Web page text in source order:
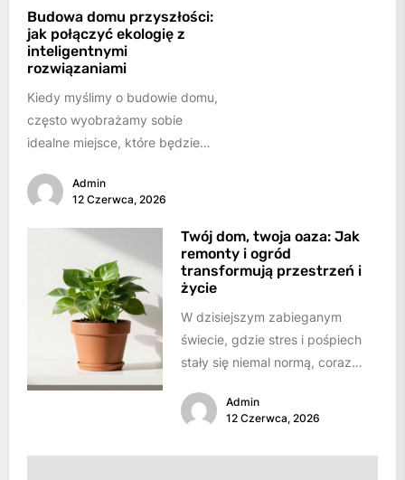
czy dźwigi...
Budowa domu przyszłości:
jak połączyć ekologię z
inteligentnymi
rozwiązaniami
Kiedy myślimy o budowie domu,
często wyobrażamy sobie
idealne miejsce, które będzie
przestrzenią do realizacji
marzeń. W...
Admin
12 Czerwca, 2026
Twój dom, twoja oaza: Jak
remonty i ogród
transformują przestrzeń i
życie
W dzisiejszym zabieganym
świecie, gdzie stres i pośpiech
stały się niemal normą, coraz
własnego azylu. Dom przestaje...
Admin
12 Czerwca, 2026